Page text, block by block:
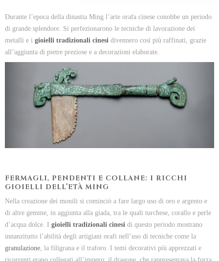
Durante l’epoca della dinastia Ming l’arte orafa cinese conobbe un periodo
di grande splendore. Si perfezionarono le tecniche di lavorazione dei
metalli e i gioielli tradizionali cinesi divennero così più raffinati, grazie
all’aggiunta di pietre preziose e a decorazioni elaborate.
FERMAGLI, PENDENTI E COLLANE: I RICCHI
GIOIELLI DELL’ETÀ MING
Nella creazione dei monili si cominciò a fare largo uso di oro e argento e
di altre gemme, in aggiunta alla giada, tra le quali turchese, corallo e perle
d’acqua dolce. I gioielli tradizionali cinesi di questo periodo mostrano
innanzitutto l’abilità degli artigiani orafi nell’uso di tecniche come la
granulazione, la filigrana e il traforo. I temi decorativi più apprezzati e